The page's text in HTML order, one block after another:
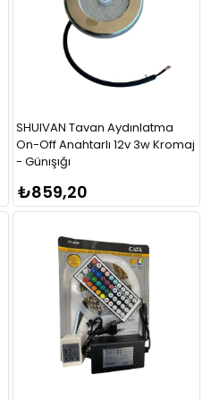
SHUIVAN Tavan Aydınlatma
On-Off Anahtarlı 12v 3w Kromaj
- Günışığı
₺859,20